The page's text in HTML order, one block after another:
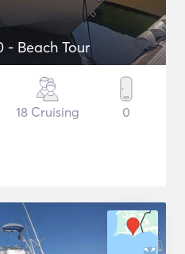
- Beach Tour
18 Cruising 0